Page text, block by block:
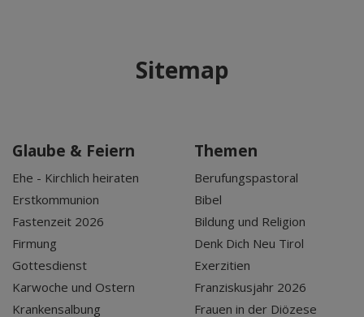
Sitemap
Glaube & Feiern
Ehe - Kirchlich heiraten
Erstkommunion
Fastenzeit 2026
Firmung
Gottesdienst
Karwoche und Ostern
Krankensalbung
Themen
Berufungspastoral
Bibel
Bildung und Religion
Denk Dich Neu Tirol
Exerzitien
Franziskusjahr 2026
Frauen in der Diözese